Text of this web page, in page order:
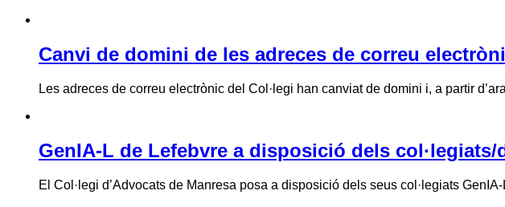
Canvi de domini de les adreces de correu
Les adreces de correu electrònic del Col·legi han canviat de domini i, a partir
GenIA-L de Lefebvre a disposició dels col·legiats/
El Col·legi d’Advocats de Manresa posa a disposició dels seus col·legiats